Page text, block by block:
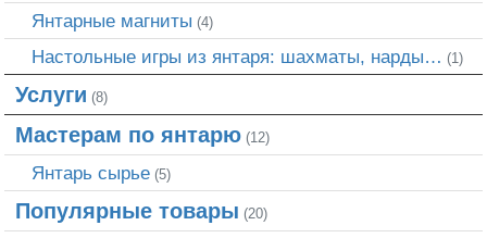
Янтарные магниты (4)
Настольные игры из янтаря: шахматы, нарды… (1)
Услуги (8)
Мастерам по янтарю (12)
Янтарь сырье (5)
Популярные товары (20)